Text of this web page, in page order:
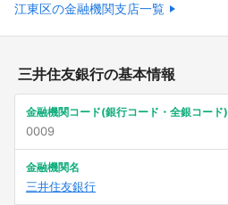
江東区の金融機関支店一覧
三井住友銀行の基本情報
金融機関コード(銀行コード・全銀コード)
0009
金融機関名
三井住友銀行